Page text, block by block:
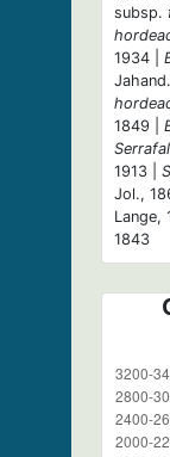
subsp.
1934 |
1849 |
1913 |
Jol.,
Lange,
1843